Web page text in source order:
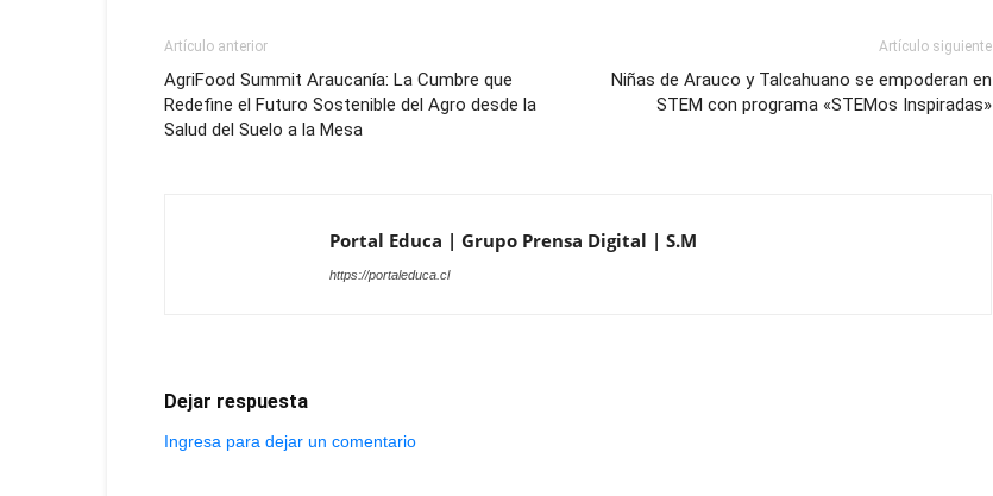
Artículo anterior
AgriFood Summit Araucanía: La Cumbre que
Redefine el Futuro Sostenible del Agro desde la
Salud del Suelo a la Mesa
Artículo siguiente
Niñas de Arauco y Talcahuano se empoderan en
STEM con programa «STEMos Inspiradas»
Portal Educa | Grupo Prensa Digital | S.M
https://portaleduca.cl
Dejar respuesta
Ingresa para dejar un comentario